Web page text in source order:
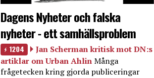
Dagens Nyheter och falska
nyheter - ett samhällsproblem
1204
Jan Scherman kritisk mot DN:s
artiklar om Urban AhlinMånga
frågetecken kring gjorda publiceringar